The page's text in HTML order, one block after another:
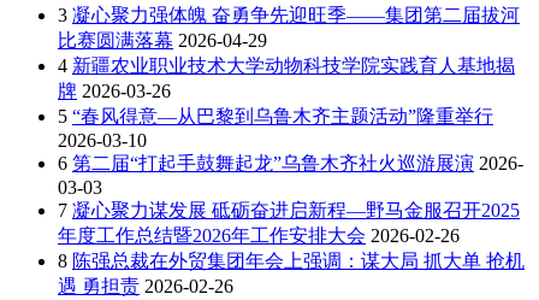
3 凝心聚力强体魄 奋勇争先迎旺季——集团第二届拔河
比赛圆满落幕 2026-04-29
4 新疆农业职业技术大学动物科技学院实践育人基地揭
牌 2026-03-26
5 “春风得意—从巴黎到乌鲁木齐主题活动”隆重举行
2026-03-10
6 第二届“打起手鼓舞起龙”乌鲁木齐社火巡游展演 2026-
03-03
7 凝心聚力谋发展 砥砺奋进启新程—野马金服召开2025
年度工作总结暨2026年工作安排大会 2026-02-26
8 陈强总裁在外贸集团年会上强调：谋大局 抓大单 抢机
遇 勇担责 2026-02-26